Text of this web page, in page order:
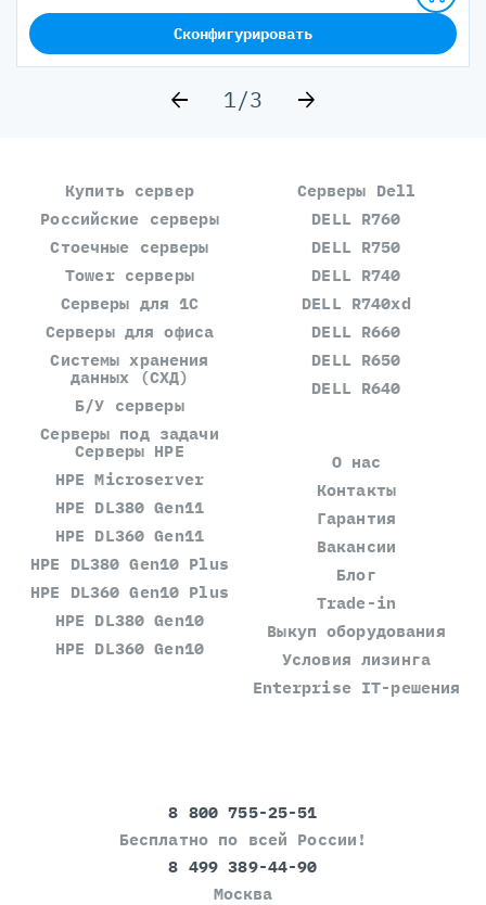
Сконфигурировать
1/3
Купить сервер
Российские серверы
Стоечные серверы
Tower серверы
Серверы для 1С
Серверы для офиса
Системы хранения
данных (СХД)
Б/У серверы
Серверы под задачи
Серверы Dell
DELL R760
DELL R750
DELL R740
DELL R740xd
DELL R660
DELL R650
DELL R640
Серверы HPE
HPE Microserver
HPE DL380 Gen11
HPE DL360 Gen11
HPE DL380 Gen10 Plus
HPE DL360 Gen10 Plus
HPE DL380 Gen10
HPE DL360 Gen10
О нас
Контакты
Гарантия
Вакансии
Блог
Trade-in
Выкуп оборудования
Условия лизинга
Enterprise IT-решения
8 800 755-25-51
Бесплатно по всей России!
8 499 389-44-90
Москва